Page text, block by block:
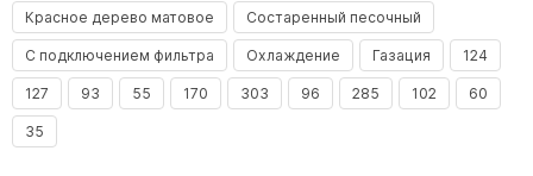
Красное дерево матовое Состаренный песочный
С подключением фильтра Охлаждение Газация 124
127 93 55 170 303 96 285 102 60
35